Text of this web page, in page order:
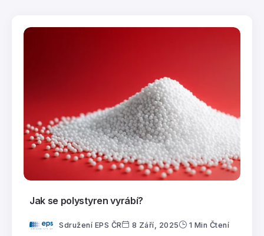
Jak se polystyren vyrábí?
Sdružení EPS ČR 8 Září, 2025 1 Min Čtení